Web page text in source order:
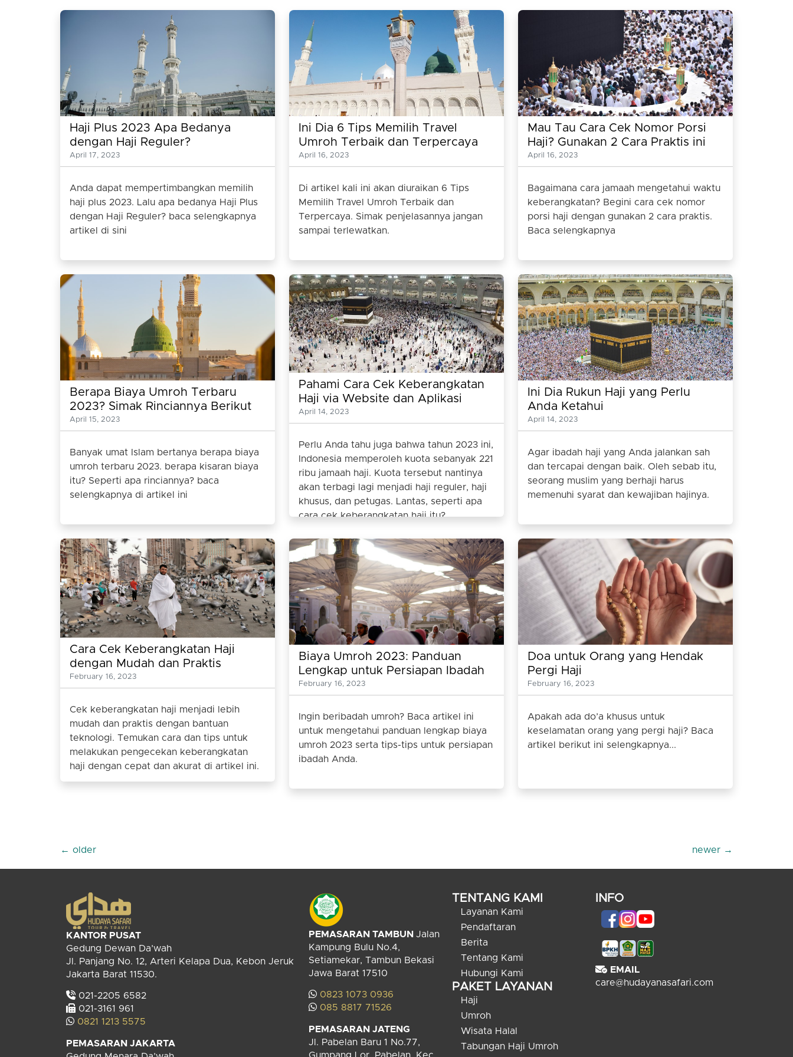
Haji Plus 2023 Apa Bedanya
dengan Haji Reguler?
April 17, 2023
Anda dapat mempertimbangkan memilih
haji plus 2023. Lalu apa bedanya Haji Plus
dengan Haji Reguler? baca selengkapnya
artikel di sini
Ini Dia 6 Tips Memilih Travel
Umroh Terbaik dan Terpercaya
April 16, 2023
Di artikel kali ini akan diuraikan 6 Tips
Memilih Travel Umroh Terbaik dan
Terpercaya. Simak penjelasannya jangan
sampai terlewatkan.
Mau Tau Cara Cek Nomor Porsi
Haji? Gunakan 2 Cara Praktis ini
Saja
April 16, 2023
Bagaimana cara jamaah mengetahui waktu
keberangkatan? Begini cara cek nomor
porsi haji dengan gunakan 2 cara praktis.
Baca selengkapnya
Berapa Biaya Umroh Terbaru
2023? Simak Rinciannya Berikut
ini
April 15, 2023
Banyak umat Islam bertanya berapa biaya
umroh terbaru 2023. berapa kisaran biaya
itu? Seperti apa rinciannya? baca
selengkapnya di artikel ini
Pahami Cara Cek Keberangkatan
Haji via Website dan Aplikasi
April 14, 2023
Perlu Anda tahu juga bahwa tahun 2023 ini,
Indonesia memperoleh kuota sebanyak 221
ribu jamaah haji. Kuota tersebut nantinya
akan terbagi lagi menjadi haji reguler, haji
khusus, dan petugas. Lantas, seperti apa
cara cek keberangkatan haji itu?
Ini Dia Rukun Haji yang Perlu
Anda Ketahui
April 14, 2023
Agar ibadah haji yang Anda jalankan sah
dan tercapai dengan baik. Oleh sebab itu,
seorang muslim yang berhaji harus
memenuhi syarat dan kewajiban hajinya.
Cara Cek Keberangkatan Haji
dengan Mudah dan Praktis
February 16, 2023
Cek keberangkatan haji menjadi lebih
mudah dan praktis dengan bantuan
teknologi. Temukan cara dan tips untuk
melakukan pengecekan keberangkatan
haji dengan cepat dan akurat di artikel ini.
Biaya Umroh 2023: Panduan
Lengkap untuk Persiapan Ibadah
Umroh
February 16, 2023
Ingin beribadah umroh? Baca artikel ini
untuk mengetahui panduan lengkap biaya
umroh 2023 serta tips-tips untuk persiapan
ibadah Anda.
Doa untuk Orang yang Hendak
Pergi Haji
February 16, 2023
Apakah ada do’a khusus untuk
keselamatan orang yang pergi haji? Baca
artikel berikut ini selengkapnya...
← older newer →
KANTOR PUSAT
Gedung Dewan Da’wah
Jl. Panjang No. 12, Arteri Kelapa Dua, Kebon Jeruk
Jakarta Barat 11530.
021-2205 6582
021-3161 961
0821 1213 5575
PEMASARAN JAKARTA
PEMASARAN TAMBUNJalan
Kampung Bulu No.4,
Setiamekar, Tambun Bekasi
Jawa Barat 17510
0823 1073 0936
085 8817 71526
PEMASARAN JATENG
Jl. Pabelan Baru 1 No.77,
Gumpang Lor, Pabelan, Kec.
TENTANG KAMI
Layanan Kami
Pendaftaran
Berita
Tentang Kami
Hubungi Kami
PAKET LAYANAN
Haji
Umroh
Wisata Halal
Tabungan Haji Umroh
INFO
EMAIL
care@hudayanasafari.com